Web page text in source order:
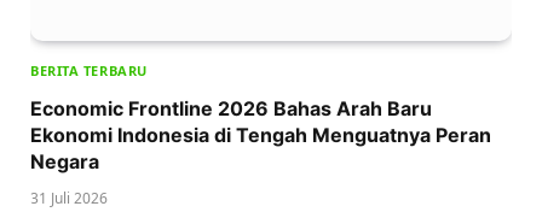
BERITA TERBARU
Economic Frontline 2026 Bahas Arah Baru
Ekonomi Indonesia di Tengah Menguatnya Peran
Negara
31 Juli 2026